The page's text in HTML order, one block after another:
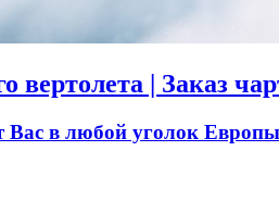
| Заказ
Вас в любой уголок